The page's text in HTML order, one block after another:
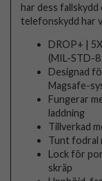
har dess
telefonskydd har
DROP+ |
(MIL-STD-
Designad
Magsafe-
Fungerar
laddning
Tillverkad
Tunt fodral
Lock för
skräp